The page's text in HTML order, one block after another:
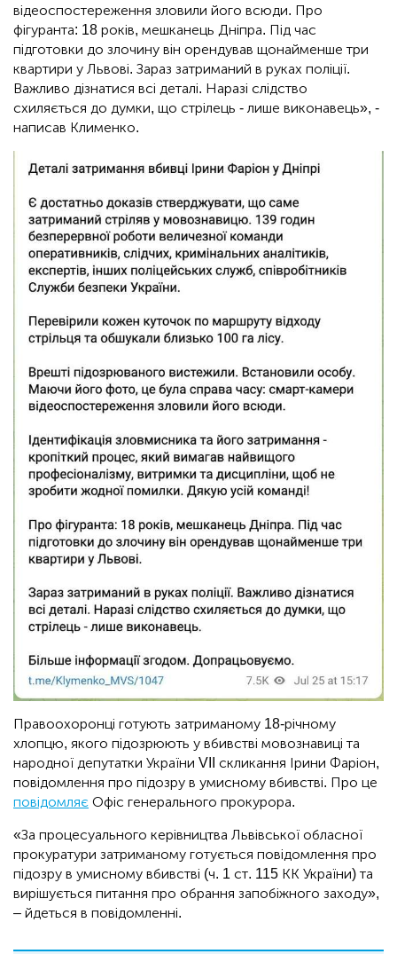
відеоспостереження зловили його всюди. Про
фігуранта: 18 років, мешканець Дніпра. Під час
підготовки до злочину він орендував щонайменше три
квартири у Львові. Зараз затриманий в руках поліції.
Важливо дізнатися всі деталі. Наразі слідство
схиляється до думки, що стрілець - лише виконавець», -
написав Клименко.
Правоохоронці готують затриманому 18-річному
хлопцю, якого підозрюють у вбивстві мовознавиці та
народної депутатки України VII скликання Ірини Фаріон,
повідомлення про підозру в умисному вбивстві. Про це
повідомляє Офіс генерального прокурора.
«За процесуального керівництва Львівської обласної
прокуратури затриманому готується повідомлення про
підозру в умисному вбивстві (ч. 1 ст. 115 КК України) та
вирішується питання про обрання запобіжного заходу»,
– йдеться в повідомленні.